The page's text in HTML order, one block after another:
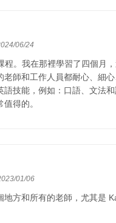
06/24
程。我在那裡學習了四個月
老師和工作人員都耐心、細
語技能，例如：口語、文法
得的。
01/06
地方和所有的老師，尤其是